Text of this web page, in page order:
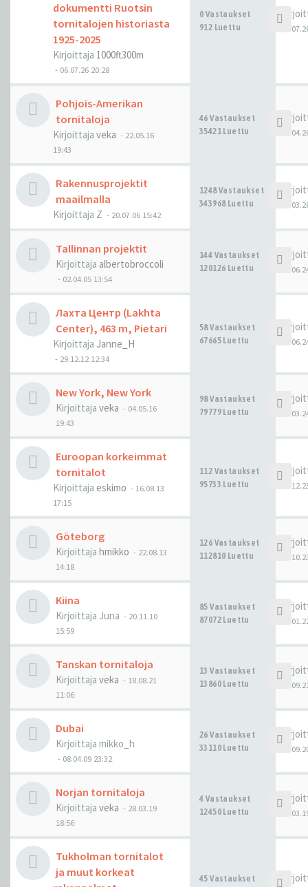
dokumentti Ruotsin
tornitalojen historiasta
1925-2025
Kirjoittaja 1000ft300m
- 06.07.26 20:28
0 Vastaukset
912 Luettu
Pohjois-Amerikan
tornitaloja
Kirjoittaja veka - 22.05.16
19:43
46 Vastaukset
35421 Luettu
Rakennusprojektit
maailmalla
Kirjoittaja Z - 20.07.06 15:42
1248 Vastaukset
343968 Luettu
Tallinnan projektit
Kirjoittaja albertobroccoli
- 02.04.05 13:54
144 Vastaukset
120126 Luettu
Лахта Центр (Lakhta
Center), 463 m, Pietari
Kirjoittaja Janne_H
- 29.12.12 12:34
58 Vastaukset
67665 Luettu
New York, New York
Kirjoittaja veka - 04.05.16
19:43
98 Vastaukset
79779 Luettu
Euroopan korkeimmat
tornitalot
Kirjoittaja eskimo - 16.08.13
17:15
112 Vastaukset
95733 Luettu
Göteborg
Kirjoittaja hmikko - 22.08.13
14:18
126 Vastaukset
112810 Luettu
Kiina
Kirjoittaja Juna - 20.11.10
15:59
85 Vastaukset
87072 Luettu
Tanskan tornitaloja
Kirjoittaja veka - 18.08.21
11:06
13 Vastaukset
13860 Luettu
Dubai
Kirjoittaja mikko_h
- 08.04.09 23:32
26 Vastaukset
33110 Luettu
Norjan tornitaloja
Kirjoittaja veka - 28.03.19
18:56
4 Vastaukset
12450 Luettu
Tukholman tornitalot
ja muut korkeat
45 Vastaukset